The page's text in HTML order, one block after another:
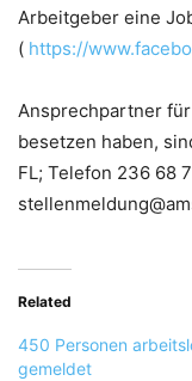
Arbeitgeber eine
( https://
Ansprechpartner
besetzen haben,
FL; Telefon 236 68
Related
450 Personen
gemeldet